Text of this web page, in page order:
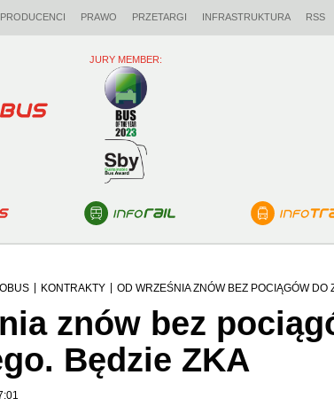
PRODUCENCI PRAWO PRZETARGI INFRASTRUKTURA RSS
JURY MEMBER:
KONTRAKTY OD WRZEŚNIA ZNÓW BEZ POCIĄGÓW DO
znów bez
Będzie ZKA